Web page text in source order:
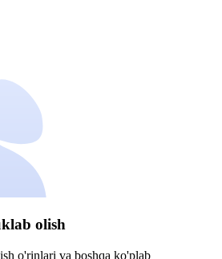
olish
o'rinlari va boshqa ko'plab